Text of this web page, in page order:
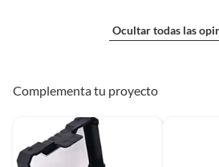
Ocultar todas las
Complementa tu proyecto